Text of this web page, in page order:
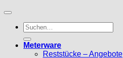
Suche
nach:
Meterware
Reststücke – Angebote